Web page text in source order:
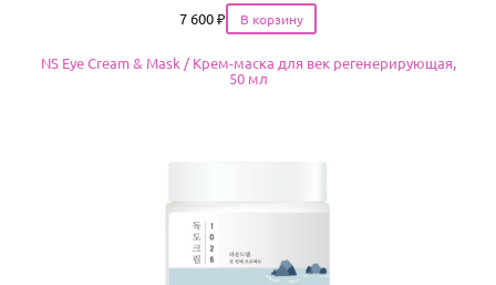
Цена
7 600 ₽
NS Eye Cream & Mask / Крем-маска для век регенерирующая,
50 мл